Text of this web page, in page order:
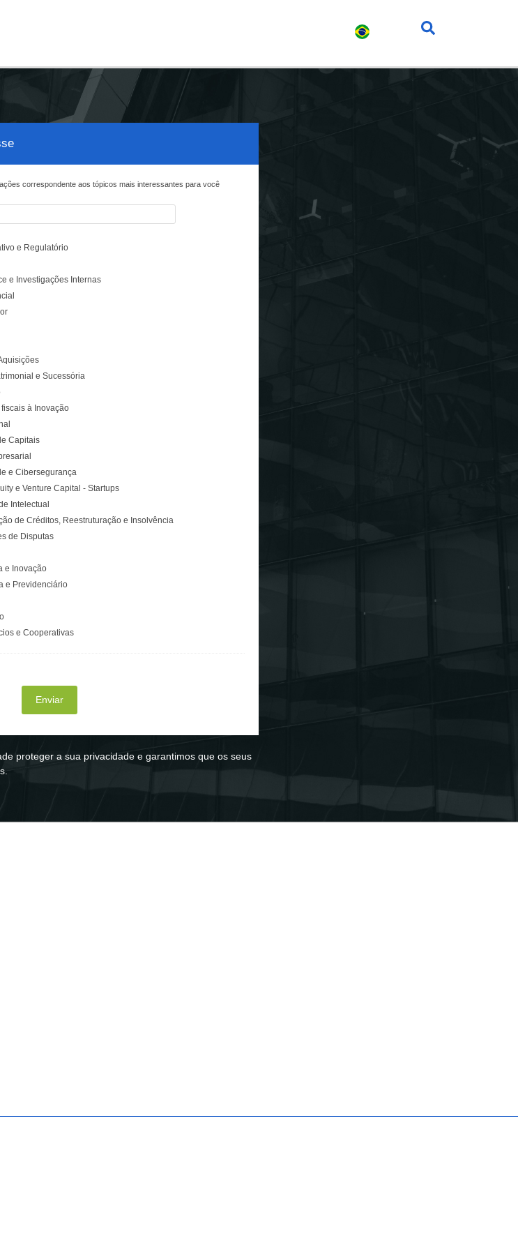
correspondente aos tópicos mais interessantes para você
e Regulatório
e Investigações Internas
e Sucessória
fiscais à Inovação
Capitais
e Cibersegurança
e Venture Capital - Startups
Intelectual
de Créditos, Reestruturação e Insolvência
de Disputas
e Inovação
e Previdenciário
e Cooperativas
proteger a sua privacidade e garantimos que os seus